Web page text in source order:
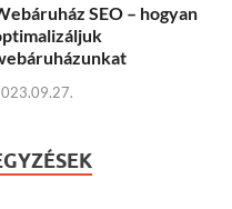
SEO – hogyan